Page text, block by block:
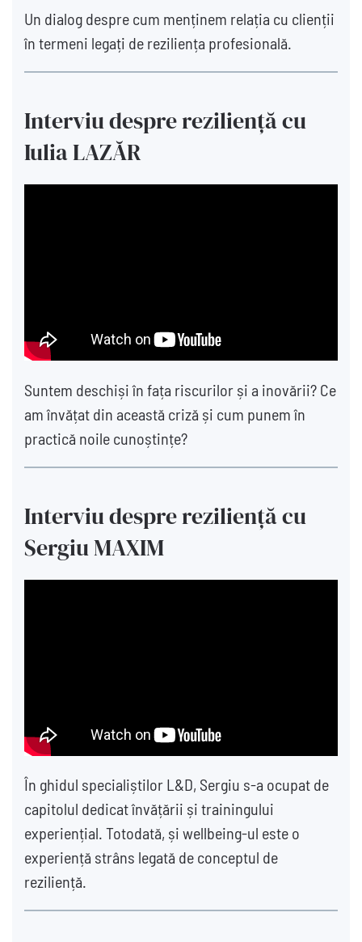
Un dialog despre cum menținem relația cu clienții
în termeni legați de reziliența profesională.
Interviu despre reziliență cu
Iulia LAZĂR
Suntem deschiși în fața riscurilor și a inovării? Ce
am învățat din această criză și cum punem în
practică noile cunoștințe?
Interviu despre reziliență cu
Sergiu MAXIM
În ghidul specialiștilor L&D, Sergiu s-a ocupat de
capitolul dedicat învățării și trainingului
experiențial. Totodată, și wellbeing-ul este o
experiență strâns legată de conceptul de
reziliență.